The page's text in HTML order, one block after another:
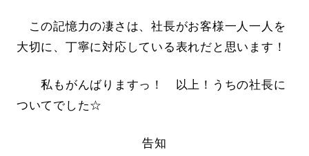
この記憶力の凄さは、社長がお客様一人一人を
大切に、丁寧に対応している表れだと思います！
私もがんばりますっ！ 以上！うちの社長に
ついてでした☆
告知